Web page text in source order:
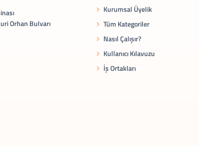
Orhan Bulvarı
Kurumsal Üyelik
Tüm Kategoriler
Nasıl Çalışır?
Kullanıcı Kılavuzu
İş Ortakları